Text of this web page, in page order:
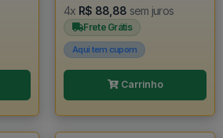
4x R$ 88,88 sem juros
Frete Grátis
Aqui tem cupom
Carrinho